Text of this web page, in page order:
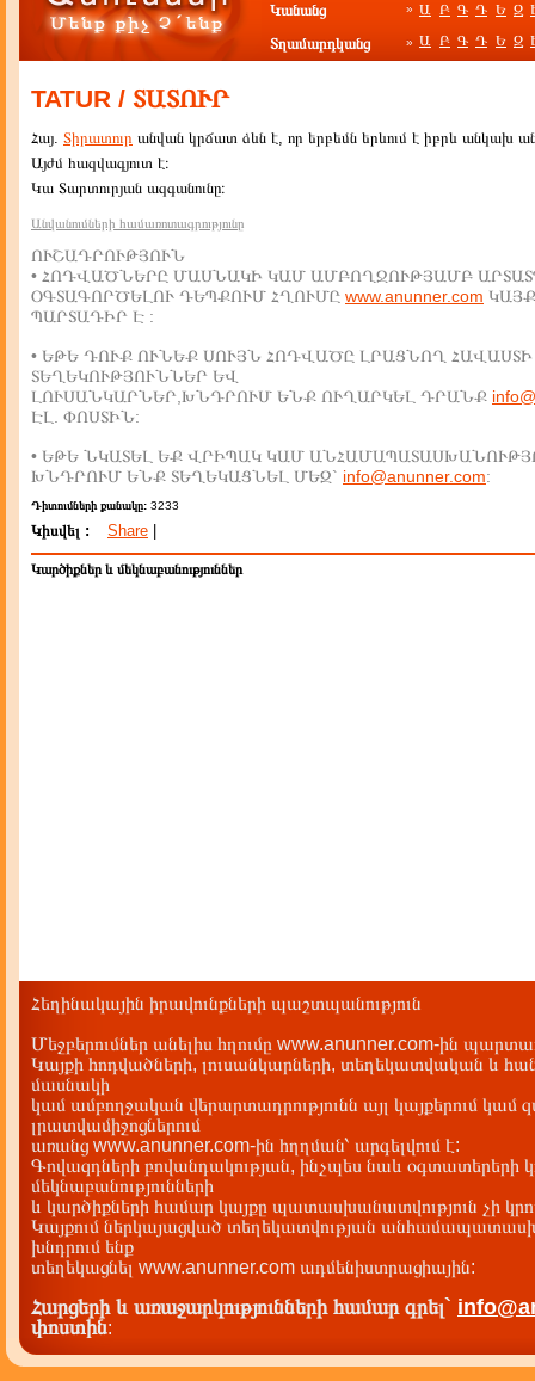
Կանանց » Ա Բ Գ Դ Ե Զ
Տղամարդկանց » Ա Բ Գ Դ Ե Զ
TATUR / ՏԱՏՈՒՐ
Հայ. Տիրատուր անվան կրճատ ձևն է, որ երբեմն երևում է իբրև անկախ
Այժմ հազվագյուտ է։
Կա Տարտուրյան ազգանունը։
Անվանումների համառոտագրությունը
ՈՒՇԱԴՐՈՒԹՅՈՒՆ
• ՀՈԴՎԱԾՆԵՐԸ ՄԱՍՆԱԿԻ ԿԱՄ ԱՄԲՈՂՋՈՒԹՅԱՄԲ
ՕԳՏԱԳՈՐԾԵԼՈՒ ԴԵՊՔՈՒՄ ՀՂՈՒՄԸ www.anunner.com
ՊԱՐՏԱԴԻՐ Է :
• ԵԹԵ ԴՈՒՔ ՈՒՆԵՔ ՍՈՒՅՆ ՀՈԴՎԱԾԸ ԼՐԱՑՆՈՂ ՀԱՎԱՍՏԻ
ՏԵՂԵԿՈՒԹՅՈՒՆՆԵՐ ԵՎ
ԼՈՒՍԱՆԿԱՐՆԵՐ,ԽՆԴՐՈՒՄ ԵՆՔ ՈՒՂԱՐԿԵԼ ԴՐԱՆՔ
ԷԼ. ՓՈՍՏԻՆ:
• ԵԹԵ ՆԿԱՏԵԼ ԵՔ ՎՐԻՊԱԿ ԿԱՄ
ԽՆԴՐՈՒՄ ԵՆՔ ՏԵՂԵԿԱՑՆԵԼ ՄԵԶ` info@anunner.com:
Դիտումների քանակը: 3233
Կիսվել : Share
Կարծիքներ և մեկնաբանություններ
Հեղինակային իրավունքների պաշտպանություն
Մեջբերումներ անելիս հղումը www.anunner.com-ին
Կայքի հոդվածների, լուսանկարների, տեղեկատվական և
մասնակի
կամ ամբողջական վերարտադրությունն այլ կայքերում կամ
լրատվամիջոցներում
առանց www.anunner.com-ին հղղման՝ արգելվում է:
Գովազդների բովանդակության, ինչպես նաև օգտատերերի
մեկնաբանությունների
և կարծիքների համար կայքը պատասխանատվություն չի
Կայքում ներկայացված տեղեկատվության
խնդրում ենք
տեղեկացնել www.anunner.com ադմենիստրացիային:
Հարցերի և առաջարկությունների համար գրել`
փոստին: